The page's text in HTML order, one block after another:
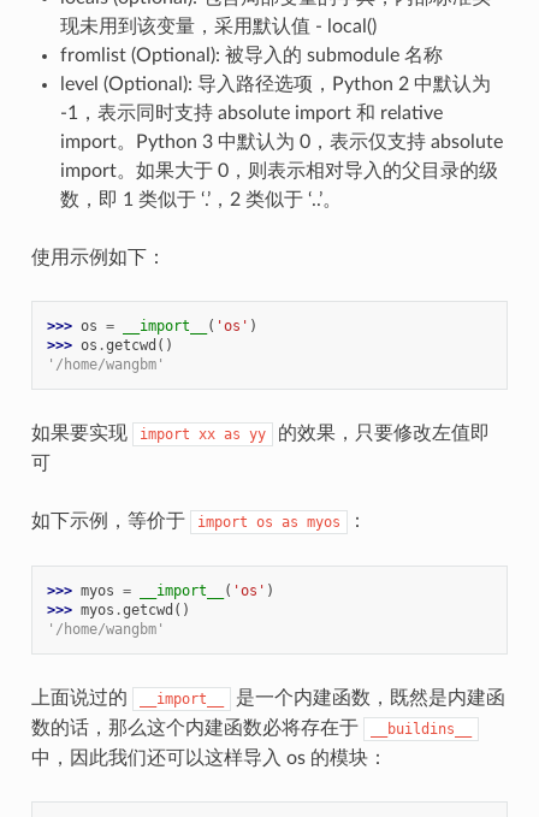
现未用到该变量，采用默认值 - local()
fromlist (Optional): 被导入的 submodule 名称
level (Optional): 导入路径选项，Python 2 中默认为
-1，表示同时支持 absolute import 和 relative
import。Python 3 中默认为 0，表示仅支持 absolute
import。如果大于 0，则表示相对导入的父目录的级
数，即 1 类似于 ‘.’，2 类似于 ‘..’。
使用示例如下：
>>> os = __import__ ( 'os' )
>>> os .getcwd ()
'/home/wangbm'
如果要实现 import xx as yy
的效果，只要修改左值即
可
如下示例，等价于 import os as myos ：
>>> myos = __import__ ( 'os' )
>>> myos .getcwd ()
'/home/wangbm'
上面说过的 __import__
是一个内建函数，既然是内建函
数的话，那么这个内建函数必将存在于
__buildins__
中，因此我们还可以这样导入 os 的模块：